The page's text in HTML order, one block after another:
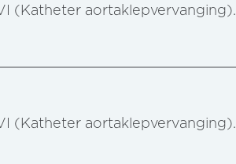
(Katheter aortaklepvervanging).
(Katheter aortaklepvervanging).